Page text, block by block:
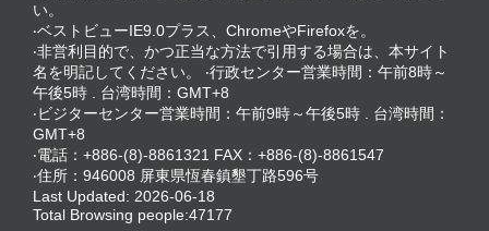
い。
‧ベストビューIE9.0プラス、ChromeやFirefoxを。
‧非営利目的で、かつ正当な方法で引用する場合は、本サイト
名を明記してください。 ‧行政センター営業時間：午前8時～
午後5時 . 台湾時間：GMT+8
‧ビジターセンター営業時間：午前9時～午後5時 . 台湾時間：
GMT+8
‧電話：+886-(8)-8861321 FAX：+886-(8)-8861547
‧住所：946008 屏東県恆春鎮墾丁路596号
Last Updated: 2026-06-18
Total Browsing people:47177